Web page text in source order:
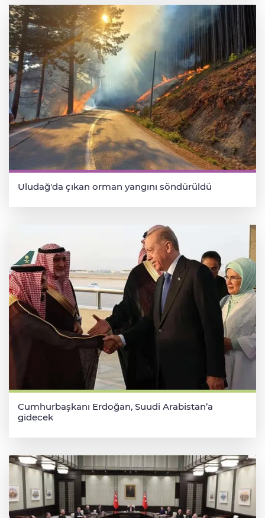
Uludağ'da çıkan orman yangını söndürüldü
Cumhurbaşkanı Erdoğan, Suudi Arabistan’a
gidecek